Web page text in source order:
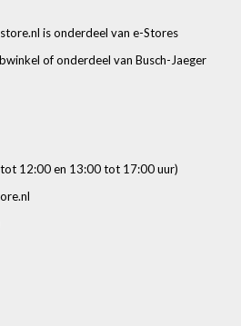
is onderdeel van e-Stores
of onderdeel van Busch-Jaeger
12:00 en 13:00 tot 17:00 uur)